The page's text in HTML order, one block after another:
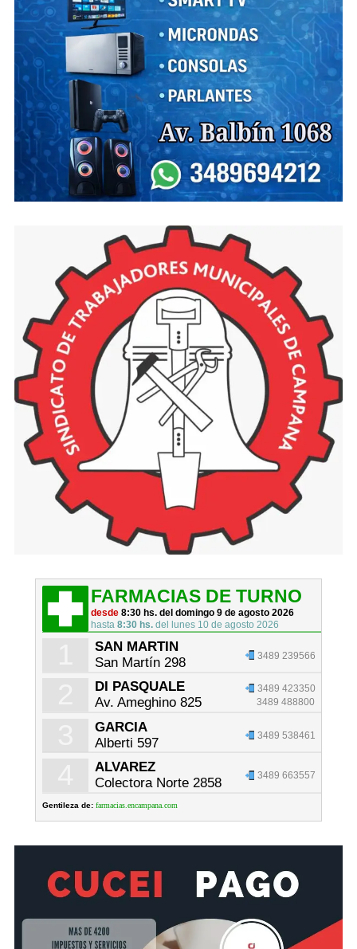
FARMACIAS DE TURNO
desde8:30 hs. del domingo 9 de agosto 2026
hasta8:30 hs. del lunes 10 de agosto 2026
SAN MARTIN
San Martín 298
3489 239566
DI PASQUALE
Av. Ameghino 825
3489 423350
3489 488800
GARCIA
Alberti 597
3489 538461
ALVAREZ
Colectora Norte 2858
3489 663557
Gentileza de: farmacias.encampana.com